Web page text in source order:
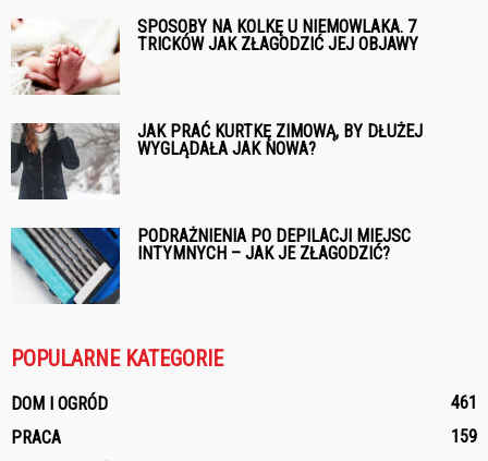
SPOSOBY NA KOLKĘ U NIEMOWLAKA. 7
TRICKÓW JAK ZŁAGODZIĆ JEJ OBJAWY
JAK PRAĆ KURTKĘ ZIMOWĄ, BY DŁUŻEJ
WYGLĄDAŁA JAK NOWA?
PODRAŻNIENIA PO DEPILACJI MIEJSC
INTYMNYCH – JAK JE ZŁAGODZIĆ?
POPULARNE KATEGORIE
DOM I OGRÓD
461
PRACA
159